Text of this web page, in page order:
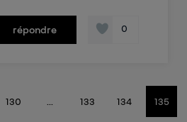
répondre 0
130 133 134 135